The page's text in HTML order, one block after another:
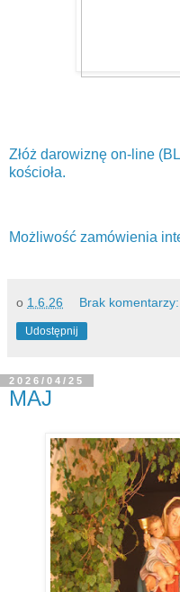
Złóż darowiznę on-line
kościoła.
Możliwość zamówienia
o 1.6.26 Brak komentarzy:
Udostępnij
2026/04/25
MAJ